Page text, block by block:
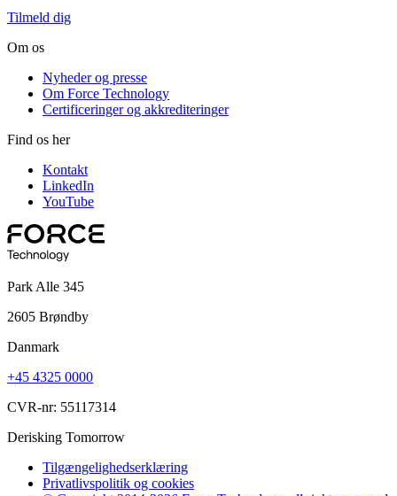
Tilmeld dig
Om os
Nyheder og presse
Om Force Technology
Certificeringer og akkrediteringer
Find os her
Kontakt
LinkedIn
YouTube
Park Alle 345
2605 Brøndby
Danmark
+45 4325 0000
CVR-nr: 55117314
Derisking Tomorrow
Tilgængelighedserklæring
Privatlivspolitik og cookies